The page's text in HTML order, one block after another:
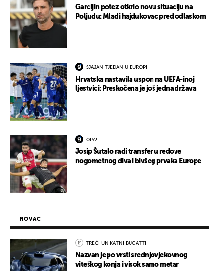
Garcijin potez otkrio novu situaciju na
Poljudu: Mladi hajdukovac pred odlaskom
SJAJAN TJEDAN U EUROPI
Hrvatska nastavila uspon na UEFA-inoj
ljestvici: Preskočena je još jedna država
OPA!
Josip Šutalo radi transfer u redove
nogometnog diva i bivšeg prvaka Europe
NOVAC
TREĆI UNIKATNI BUGATTI
Nazvan je po vrsti srednjovjekovnog
viteškog konja i visok samo metar